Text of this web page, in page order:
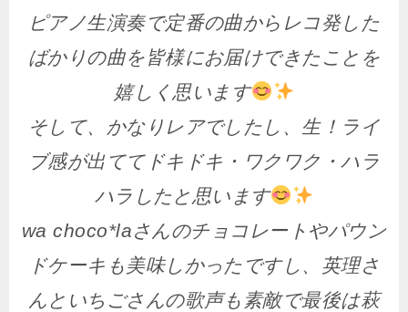
ピアノ生演奏で定番の曲からレコ発した
ばかりの曲を皆様にお届けできたことを
嬉しく思います
そして、かなりレアでしたし、生！ライ
ブ感が出ててドキドキ・ワクワク・ハラ
ハラしたと思います
wa choco*laさんのチョコレートやパウン
ドケーキも美味しかったですし、英理さ
んといちごさんの歌声も素敵で最後は萩